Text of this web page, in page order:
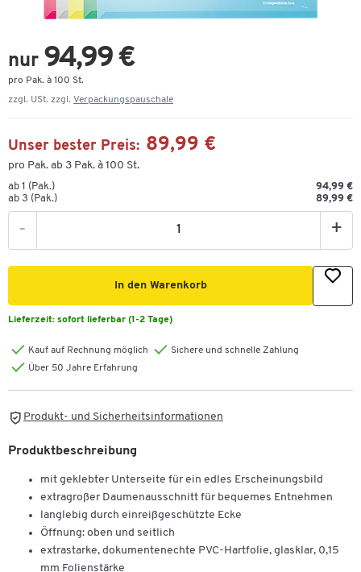
nur 94,99 €
pro Pak. à 100 St.
zzgl. USt. zzgl. Verpackungspauschale
Unser bester Preis: 89,99 €
pro Pak. ab 3 Pak. à 100 St.
ab 1 (Pak.)
94,99 €
ab 3 (Pak.)
89,99 €
- +
In den Warenkorb
Lieferzeit: sofort lieferbar (1-2 Tage)
Kauf auf Rechnung möglich
Sichere und schnelle Zahlung
Über 50 Jahre Erfahrung
Produkt- und Sicherheitsinformationen
Produktbeschreibung
mit geklebter Unterseite für ein edles Erscheinungsbild
extragroßer Daumenausschnitt für bequemes Entnehmen
langlebig durch einreißgeschützte Ecke
Öffnung: oben und seitlich
extrastarke, dokumentenechte PVC-Hartfolie, glasklar, 0,15
mm Folienstärke